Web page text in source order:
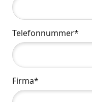
Telefonnummer*
Firma*